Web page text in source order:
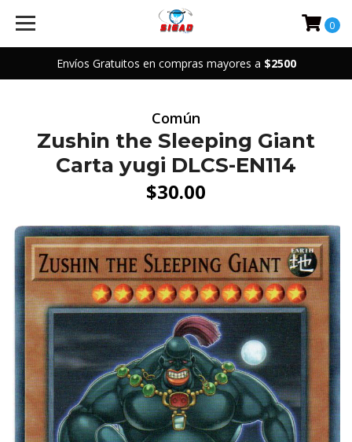
Envíos Gratuitos en compras mayores a $2500
0
Común
Zushin the Sleeping Giant
Carta yugi DLCS-EN114
$30.00